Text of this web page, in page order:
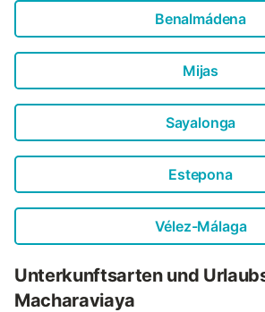
Benalmádena
Mijas
Sayalonga
Estepona
Vélez-Málaga
Unterkunftsarten und
Macharaviaya